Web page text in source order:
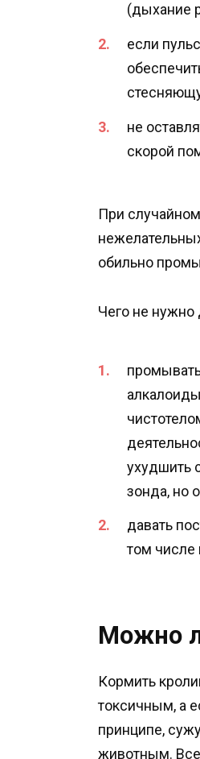
(дыхание
если
не
скорой
При
обильно
Чего не нужно
ухудшить
зонда, но
давать
том числе
Можно
Кормить
токсичным, а
принципе,
животным. Все